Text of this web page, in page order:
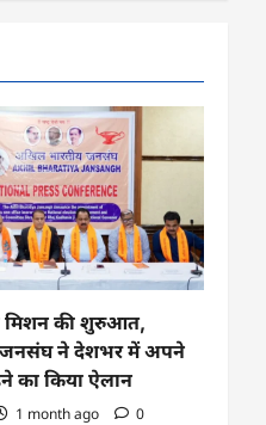
मिशन की शुरुआत,
जनसंघ ने देशभर में अपने
का किया ऐलान
1 month ago 0